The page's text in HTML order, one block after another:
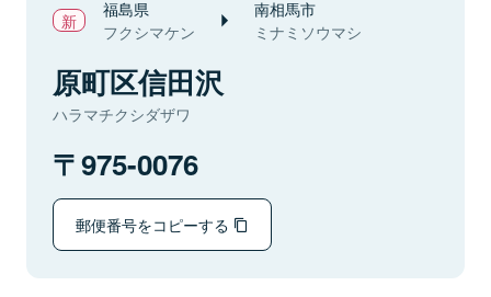
福島県
フクシマケン
南相馬市
ミナミソウマシ
原町区信田沢
ハラマチクシダザワ
975-0076
郵便番号をコピーする